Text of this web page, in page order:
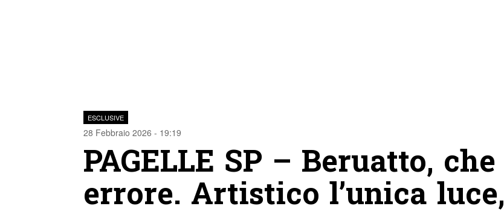
ESCLUSIVE
28 Febbraio 2026 - 19:19
PAGELLE SP – Beruatto, che
errore. Artistico l’unica luce,